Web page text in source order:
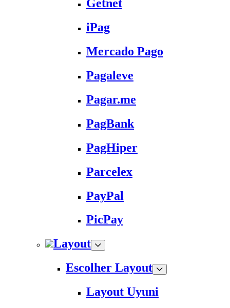
Getnet
iPag
Mercado Pago
Pagaleve
Pagar.me
PagBank
PagHiper
Parcelex
PayPal
PicPay
Layout
Escolher Layout
Layout Uyuni